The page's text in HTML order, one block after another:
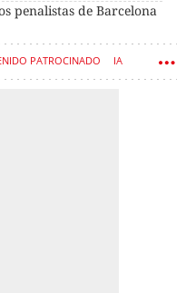
penalistas de Barcelona
PATROCINADO IA